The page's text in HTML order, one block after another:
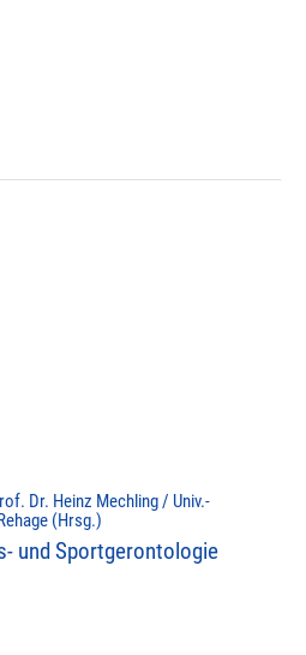
Dr. Heinz Mechling / Univ.-
(Hrsg.)
und Sportgerontologie